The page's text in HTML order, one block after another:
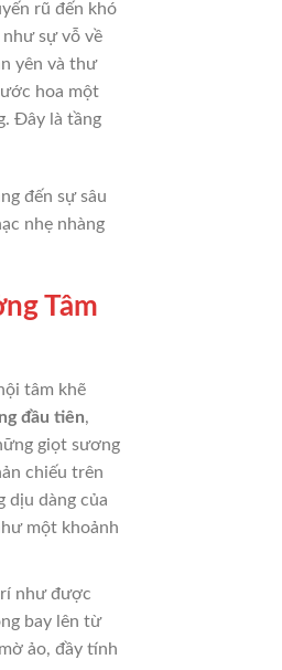
rũ đến khó
sự vỗ về
yên và thư
hoa một
Đây là tầng
đến sự sâu
nhẹ nhàng
Tâm
tâm khẽ
đầu tiên,
giọt sương
chiếu trên
dịu dàng của
một khoảnh
như được
bay lên từ
ảo, đầy tính